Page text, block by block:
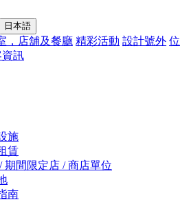
日本語
，店舖及餐廳 精彩活動 設計號外 位
訊
施
賃
期間限定店 / 商店單位
南